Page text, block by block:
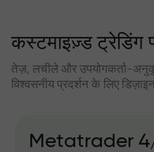
कस्टमाइज़्ड ट्रेडिंग
तेज़, लचीले और उपयोगकर्ता-
विश्वसनीय प्रदर्शन के लिए
Metatrader